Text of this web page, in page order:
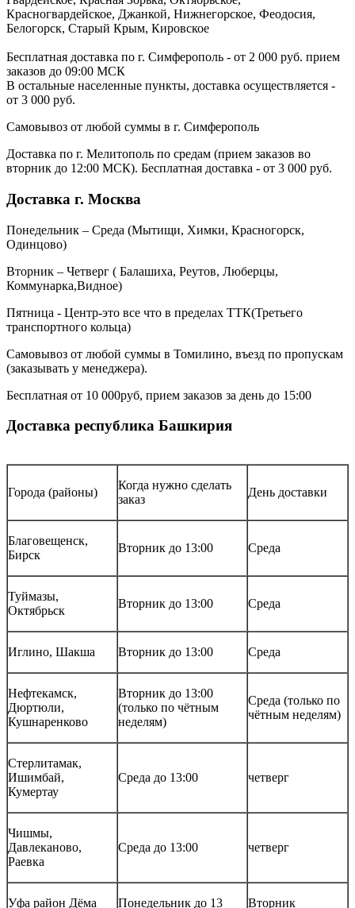
Красногвардейское, Джанкой, Нижнегорское, Феодосия,
Белогорск, Старый Крым, Кировское
Бесплатная доставка по г. Симферополь - от 2 000 руб. прием
заказов до 09:00 МСК
В остальные населенные пункты, доставка осуществляется -
от 3 000 руб.
Самовывоз от любой суммы в г. Симферополь
Доставка по г. Мелитополь по средам (прием заказов во
вторник до 12:00 МСК). Бесплатная доставка - от 3 000 руб.
Доставка г. Москва
Понедельник – Среда (Мытищи, Химки, Красногорск,
Одинцово)
Вторник – Четверг ( Балашиха, Реутов, Люберцы,
Коммунарка,Видное)
Пятница - Центр-это все что в пределах ТТК(Третьего
транспортного кольца)
Самовывоз от любой суммы в Томилино, въезд по пропускам
(заказывать у менеджера).
Бесплатная от 10 000руб, прием заказов за день до 15:00
Доставка республика Башкирия
Города (районы)
Когда нужно сделать
заказ
День доставки
Благовещенск,
Бирск
Вторник до 13:00 Среда
Туймазы,
Октябрьск
Вторник до 13:00 Среда
Иглино, Шакша Вторник до 13:00 Среда
Нефтекамск,
Дюртюли,
Кушнаренково
Вторник до 13:00
(только по чётным
неделям)
Среда (только по
чётным неделям)
Стерлитамак,
Ишимбай,
Кумертау
Среда до 13:00 четверг
Чишмы,
Давлеканово,
Раевка
Среда до 13:00 четверг
Уфа район Дёма Понедельник до 13 Вторник